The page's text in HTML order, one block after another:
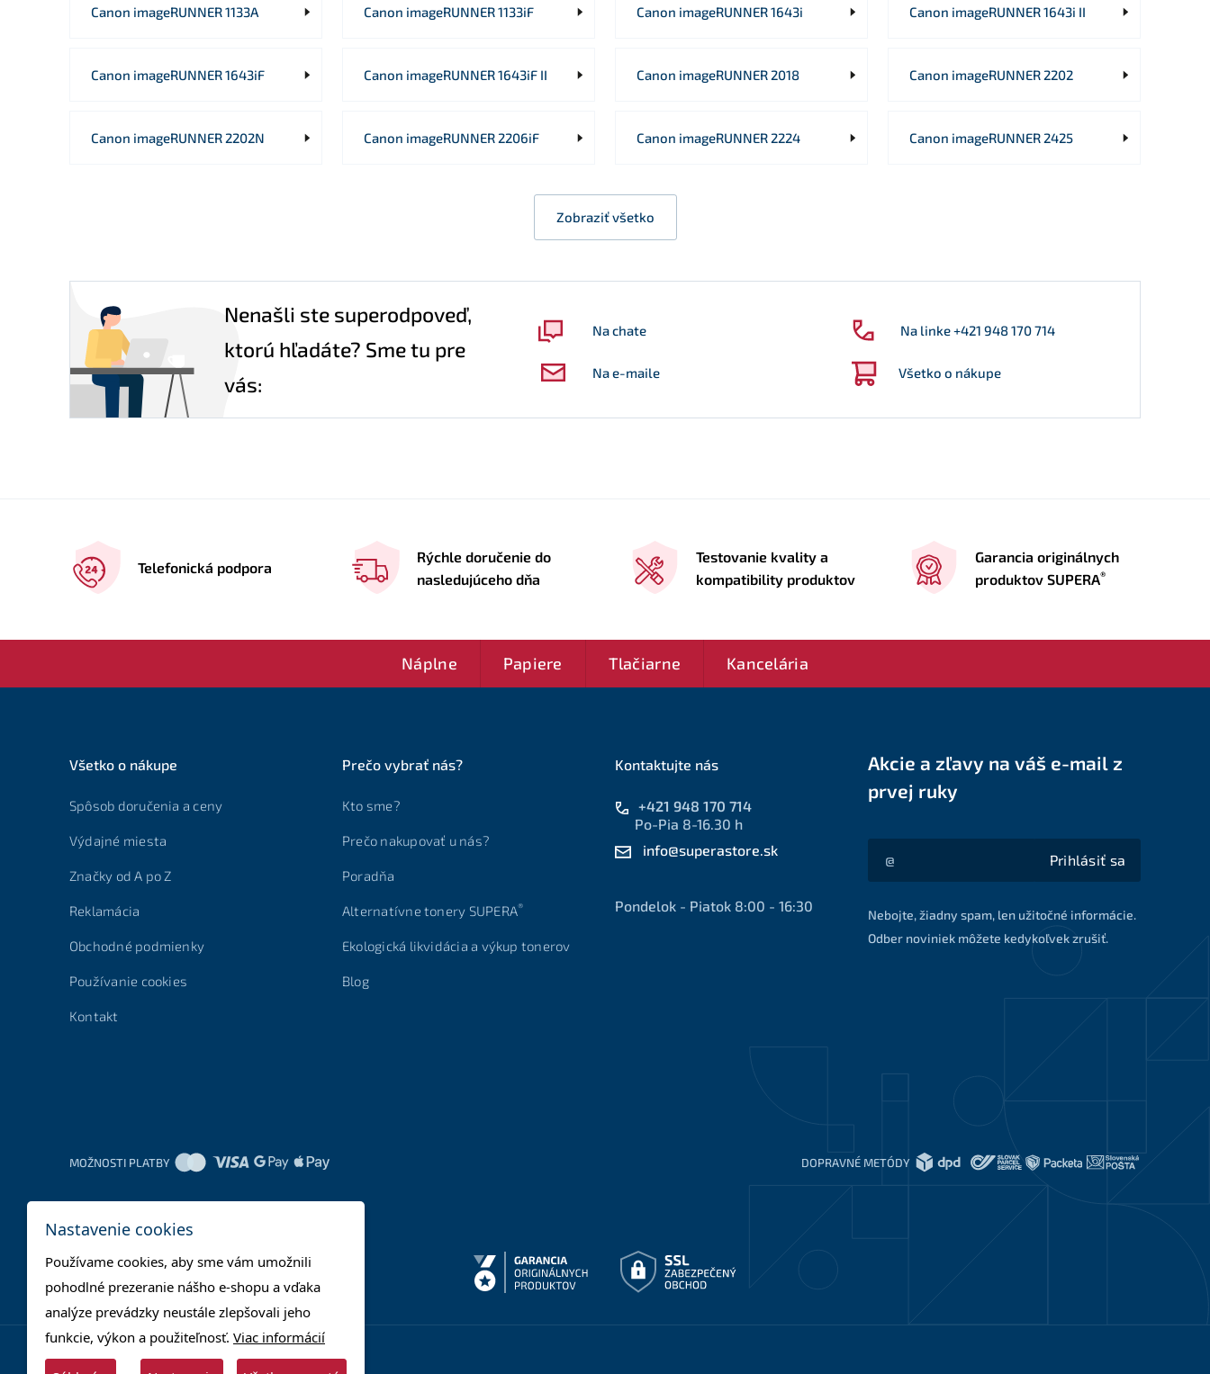
Canon imageRUNNER 1133A Canon imageRUNNER 1133iF Canon imageRUNNER 1643i Canon imageRUNNER 1643i II
Canon imageRUNNER 1643iF Canon imageRUNNER 1643iF II Canon imageRUNNER 2018 Canon imageRUNNER 2202
Canon imageRUNNER 2202N Canon imageRUNNER 2206iF Canon imageRUNNER 2224 Canon imageRUNNER 2425
Zobraziť všetko
Nenašli ste superodpoveď,
ktorú hľadáte? Sme tu pre
vás:
Na chate Na linke +421 948 170 714
Na e-maile Všetko o nákupe
Telefonická podpora
Rýchle doručenie do
nasledujúceho dňa
Testovanie kvality a
kompatibility produktov
Garancia originálnych
produktov SUPERA®
Náplne Papiere Tlačiarne Kancelária
Všetko o nákupe
Spôsob doručenia a ceny
Výdajné miesta
Značky od A po Z
Reklamácia
Obchodné podmienky
Používanie cookies
Kontakt
Prečo vybrať nás?
Kto sme?
Prečo nakupovať u nás?
Poradňa
Alternatívne tonery SUPERA®
Ekologická likvidácia a výkup tonerov
Blog
Kontaktujte nás
+421 948 170 714
Po-Pia 8-16.30 h
info@superastore.sk
Pondelok - Piatok 8:00 - 16:30
Akcie a zľavy na váš e-mail z
prvej ruky
Akcie a zľavy na váš e-mail z prvej ruky
Prihlásiť sa
Nebojte, žiadny spam, len užitočné informácie.
Odber noviniek môžete kedykoľvek zrušiť.
MOŽNOSTI PLATBY DOPRAVNÉ METÓDY
Nastavenie cookies
Používame cookies, aby sme vám umožnili
pohodlné prezeranie nášho e-shopu a vďaka
analýze prevádzky neustále zlepšovali jeho
funkcie, výkon a použiteľnosť. Viac informácií